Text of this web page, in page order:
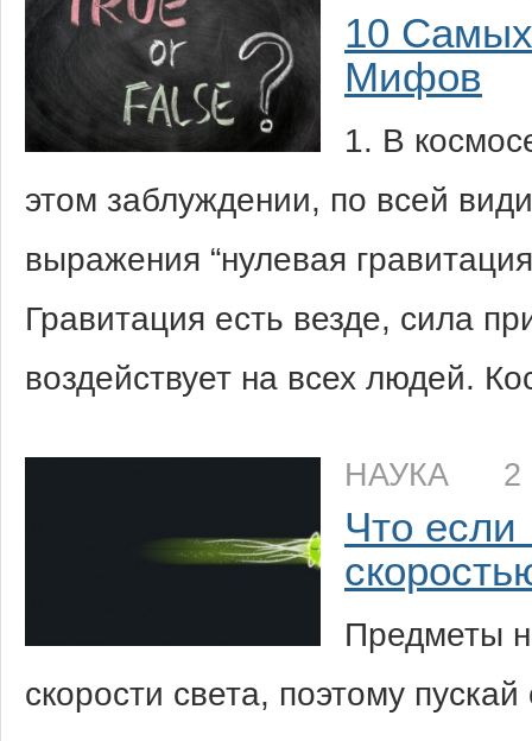
10
Мифов
1. В
этом заблуждении, по всей
выражения “нулевая
Гравитация есть везде, сила
воздействует на всех людей.
НАУКА 2
Что
Предметы
скорости света, поэтому